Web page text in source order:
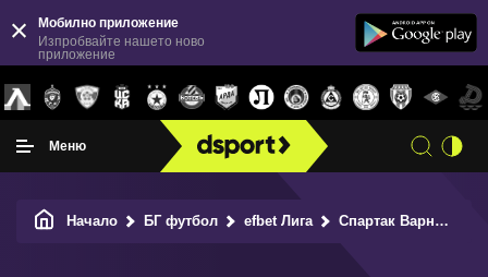
Мобилно приложение
Изпробвайте нашето ново
приложение
Меню
Начало БГ футбол efbet Лига Спартак Варна